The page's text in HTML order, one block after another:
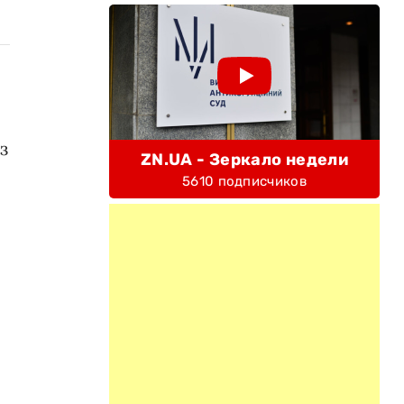
ZN.UA - Зеркало недели
5610 подписчиков